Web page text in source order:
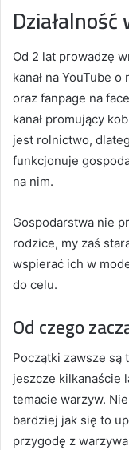
Od 2 lat prowadzę
kanał na YouTube o
oraz fanpage na
kanał promujący
jest rolnictwo,
funkcjonuje
na nim.
Gospodarstwa nie
rodzice, my zaś
wspierać ich w
do celu.
Od czego
Początki zawsze są
jeszcze kilkanaście
temacie warzyw.
bardziej jak się to
przygodę z